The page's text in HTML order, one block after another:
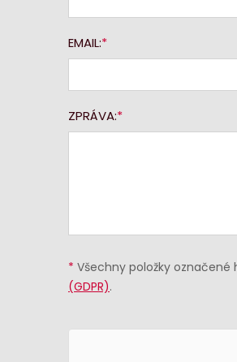
EMAIL:
ZPRÁVA:
* Všechny položky
(GDPR).